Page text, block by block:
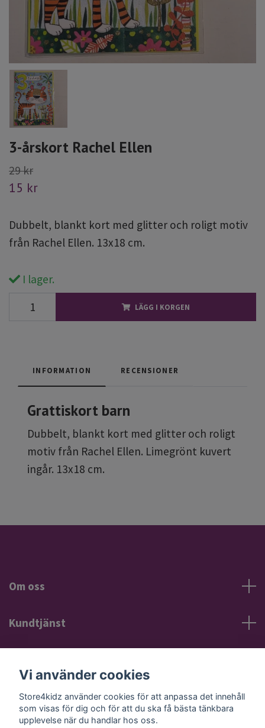
3-årskort Rachel Ellen
29 kr
15 kr
Dubbelt, blankt kort med glitter och roligt motiv
från Rachel Ellen. 13x18 cm.
I lager.
LÄGG I KORGEN
INFORMATION RECENSIONER
Grattiskort barn
Dubbelt, blankt kort med glitter och roligt
motiv från Rachel Ellen. Limegrönt kuvert
ingår. 13x18 cm.
Om oss
Kundtjänst
Sociala medier
Vi använder cookies
Store4kidz använder cookies för att anpassa det innehåll
som visas för dig och för att du ska få bästa tänkbara
upplevelse när du handlar hos oss.